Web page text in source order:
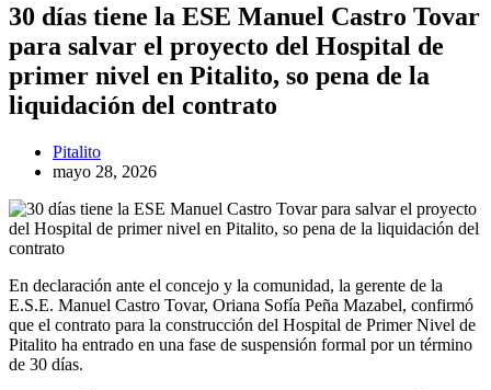
30 días tiene la ESE Manuel Castro Tovar
para salvar el proyecto del Hospital de
primer nivel en Pitalito, so pena de la
liquidación del contrato
Pitalito
mayo 28, 2026
En declaración ante el concejo y la comunidad, la gerente de la
E.S.E. Manuel Castro Tovar, Oriana Sofía Peña Mazabel, confirmó
que el contrato para la construcción del Hospital de Primer Nivel de
Pitalito ha entrado en una fase de suspensión formal por un término
de 30 días.